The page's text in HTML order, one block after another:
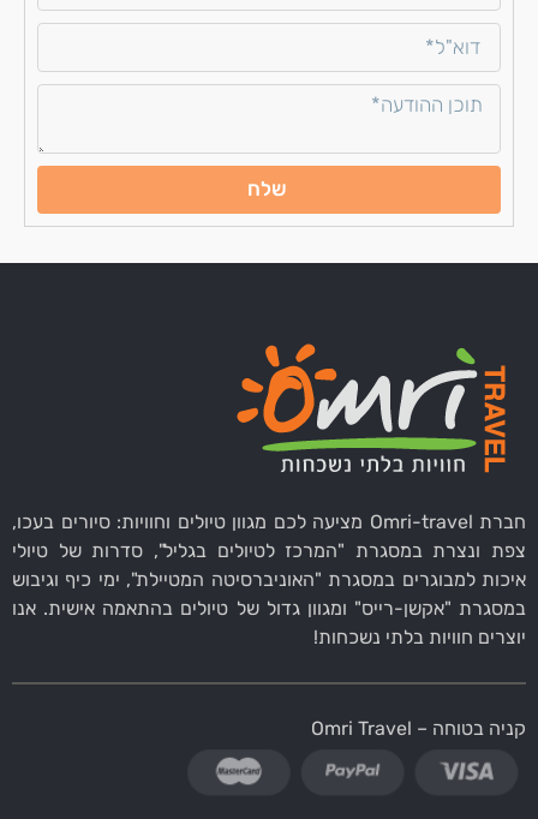
שלח
חברת Omri-travel מציעה לכם מגוון טיולים וחוויות: סיורים בעכו,
צפת ונצרת במסגרת "המרכז לטיולים בגליל", סדרות של טיולי
איכות למבוגרים במסגרת "האוניברסיטה המטיילת", ימי כיף וגיבוש
במסגרת "אקשן-רייס" ומגוון גדול של טיולים בהתאמה אישית. אנו
יוצרים חוויות בלתי נשכחות!
קניה בטוחה – Omri Travel